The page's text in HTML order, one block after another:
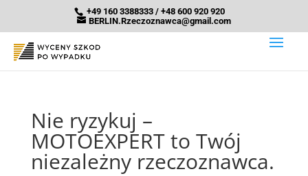
+49 160 3388333 / +48 600 920 920
BERLIN.Rzeczoznawca@gmail.com
Nie ryzykuj –
MOTOEXPERT to Twój
niezależny rzeczoznawca.